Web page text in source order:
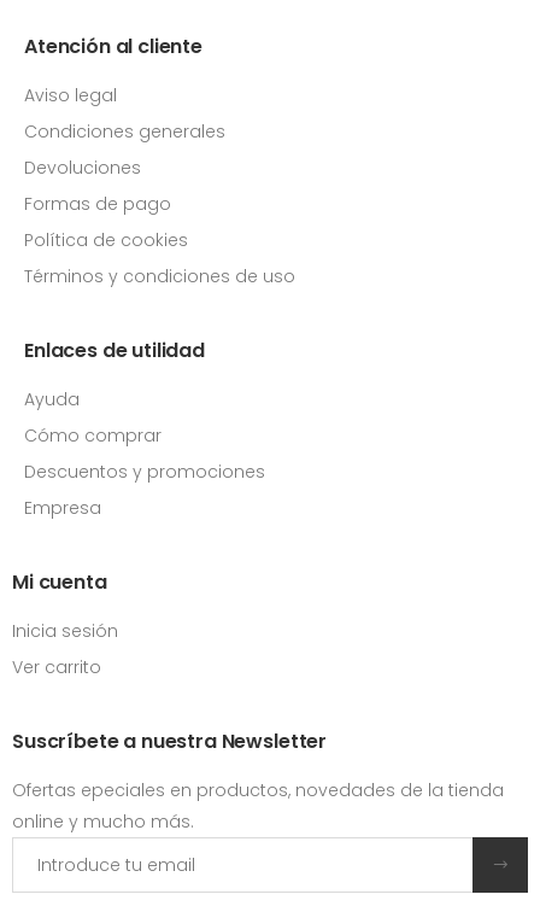
Atención al cliente
Aviso legal
Condiciones generales
Devoluciones
Formas de pago
Política de cookies
Términos y condiciones de uso
Enlaces de utilidad
Ayuda
Cómo comprar
Descuentos y promociones
Empresa
Mi cuenta
Inicia sesión
Ver carrito
Suscríbete a nuestra Newsletter
Ofertas epeciales en productos, novedades de la tienda
online y mucho más.